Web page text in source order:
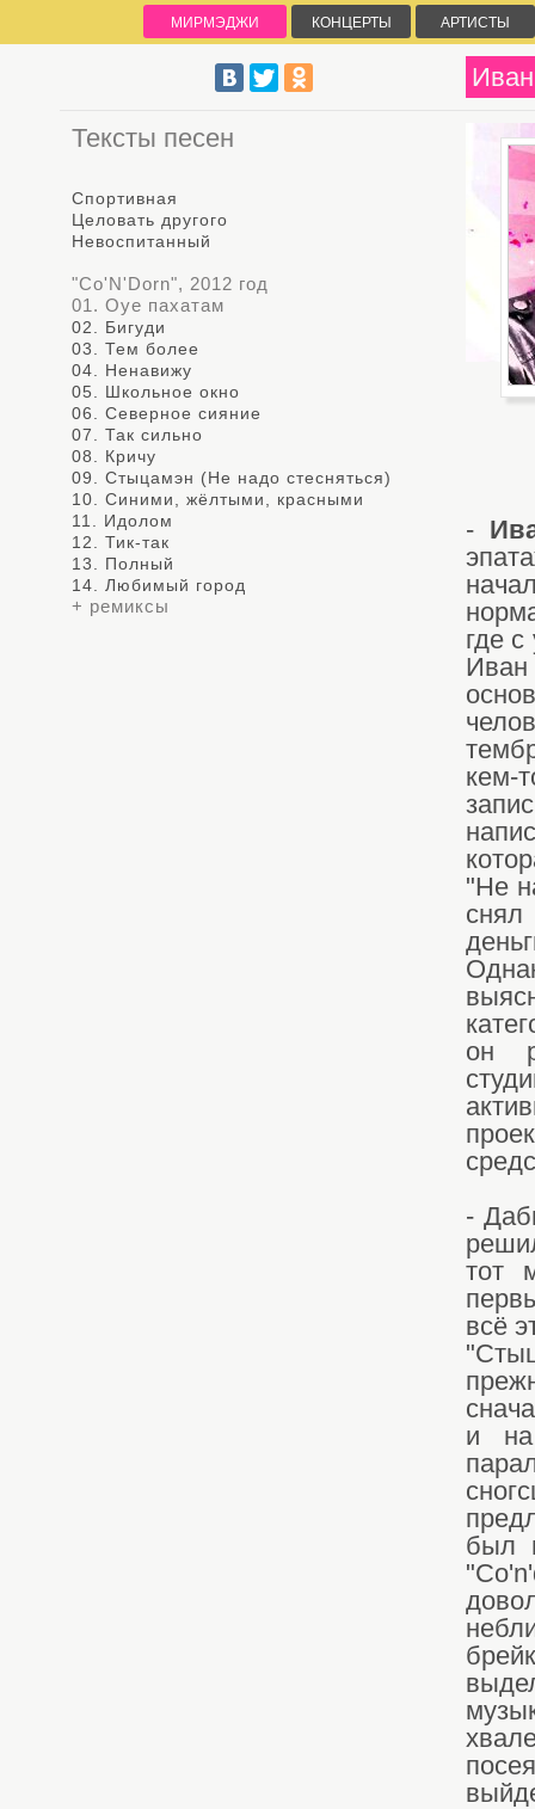
-
где
кем-
"Не
он
-
тот
всё
и на
был
Тексты песен
Спортивная
Целовать другого
Невоспитанный
"Co'N'Dorn", 2012 год
01. Оуе пахатам
02. Бигуди
03. Тем более
04. Ненавижу
05. Школьное окно
06. Северное сияние
07. Так сильно
08. Кричу
09. Стыцамэн (Не надо стесняться)
10. Синими, жёлтыми, красными
11. Идолом
12. Тик-так
13. Полный
14. Любимый город
+ ремиксы
МИРМЭДЖИ КОНЦЕРТЫ АРТИСТЫ